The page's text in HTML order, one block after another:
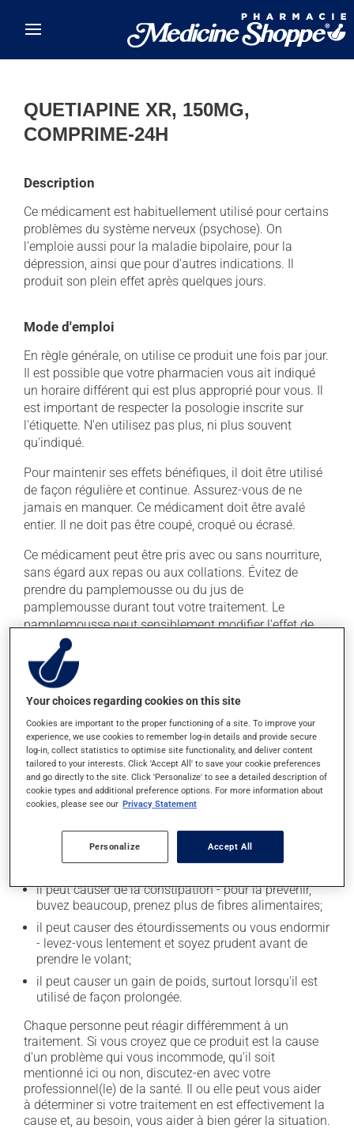
QUETIAPINE XR, 150MG,
COMPRIME-24H
Description
Ce médicament est habituellement utilisé pour certains
problèmes du système nerveux (psychose). On
l'emploie aussi pour la maladie bipolaire, pour la
dépression, ainsi que pour d'autres indications. Il
produit son plein effet après quelques jours.
Mode d'emploi
En règle générale, on utilise ce produit une fois par jour.
Il est possible que votre pharmacien vous ait indiqué
un horaire différent qui est plus approprié pour vous. Il
est important de respecter la posologie inscrite sur
l'étiquette. N'en utilisez pas plus, ni plus souvent
qu'indiqué.
Pour maintenir ses effets bénéfiques, il doit être utilisé
de façon régulière et continue. Assurez-vous de ne
jamais en manquer. Ce médicament doit être avalé
entier. Il ne doit pas être coupé, croqué ou écrasé.
Ce médicament peut être pris avec ou sans nourriture,
sans égard aux repas ou aux collations. Évitez de
prendre du pamplemousse ou du jus de
pamplemousse durant tout votre traitement. Le
pamplemousse peut sensiblement modifier l'effet de
votre médicament.
La prise d'alcool peut augmenter l'effet du
médicament. Limitez la consommation d'alcool à une
prise occasionnelle de petites quantités.
Effets indésirables
En plus de ses effets recherchés, ce produit peut à
l'occasion entraîner certains effets indésirables (effets
il peut rendre la bouche sèche;
il peut causer des maux de tête;
il peut causer de la constipation - pour la prévenir,
buvez beaucoup, prenez plus de fibres alimentaires;
il peut causer des étourdissements ou vous endormir
- levez-vous lentement et soyez prudent avant de
prendre le volant;
il peut causer un gain de poids, surtout lorsqu'il est
utilisé de façon prolongée.
Chaque personne peut réagir différemment à un
traitement. Si vous croyez que ce produit est la cause
d'un problème qui vous incommode, qu'il soit
mentionné ici ou non, discutez-en avec votre
professionnel(le) de la santé. Il ou elle peut vous aider
à déterminer si votre traitement en est effectivement la
cause et, au besoin, vous aider à bien gérer la situation.
Your choices regarding cookies on this site
Cookies are important to the proper functioning of a site. To improve your
experience, we use cookies to remember log-in details and provide secure
log-in, collect statistics to optimise site functionality, and deliver content
tailored to your interests. Click 'Accept All' to save your cookie preferences
and go directly to the site. Click 'Personalize' to see a detailed description of
cookie types and additional preference options. For more information about
cookies, please see our Privacy Statement
Personalize Accept All